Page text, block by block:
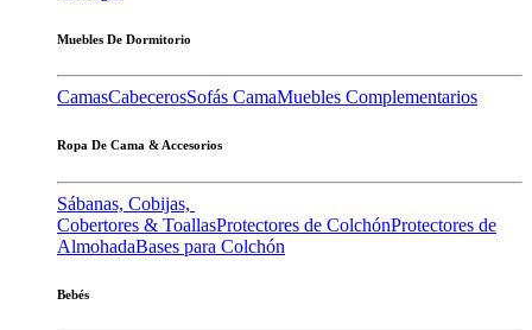
Muebles De Dormitorio
CamasCabecerosSofás CamaMuebles Complementarios
Ropa De Cama & Accesorios
Sábanas, Cobijas,
Cobertores & ToallasProtectores de ColchónProtectores de
AlmohadaBases para Colchón
Bebés